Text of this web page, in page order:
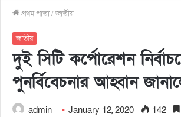
প্রথম পাতা/জাতীয়
জাতীয়
দুই সিটি কর্পোরেশন
পুনর্বিবেচনার আহ্বান
admin January 12, 2020 142